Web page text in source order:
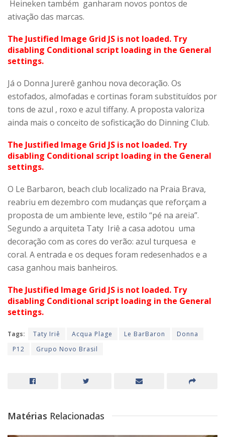
Heineken também ganharam novos pontos de
ativação das marcas.
The Justified Image Grid JS is not loaded. Try
disabling Conditional script loading in the General
settings.
Já o Donna Jurerê ganhou nova decoração. Os
estofados, almofadas e cortinas foram substituídos por
tons de azul , roxo e azul tiffany. A proposta valoriza
ainda mais o conceito de sofisticação do Dinning Club.
The Justified Image Grid JS is not loaded. Try
disabling Conditional script loading in the General
settings.
O Le Barbaron, beach club localizado na Praia Brava,
reabriu em dezembro com mudanças que reforçam a
proposta de um ambiente leve, estilo “pé na areia”.
Segundo a arquiteta Taty Iriê a casa adotou uma
decoração com as cores do verão: azul turquesa e
coral. A entrada e os deques foram redesenhados e a
casa ganhou mais banheiros.
The Justified Image Grid JS is not loaded. Try
disabling Conditional script loading in the General
settings.
Tags: Taty Iriê Acqua Plage Le BarBaron
Donna
P12
Grupo Novo Brasil
Matérias Relacionadas